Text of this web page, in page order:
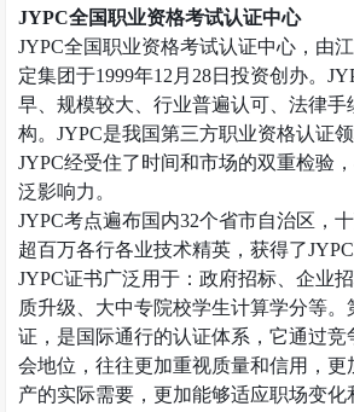
JYPC全国职业资格考试认证中心
JYPC全国职业资格考试认证中心，由
定集团于1999年12 月 28日投资创办。
早、规模较大、行业普遍认可、法律
构。JYPC是我国第三方职业资格认证
JYPC经受住了时间和市场的双重检验
泛影响力。
JYPC考点遍布国内32个省市自治区，
超百万各行各业技术精英，获得了JYPC
JYPC证书广泛用于：政府招标、企业
质升级、大中专院校学生计算学分等。
证，是国际通行的认证体系，它通过竞
会地位，往往更加重视质量和信用，更
产的实际需要，更加能够适应职场变化